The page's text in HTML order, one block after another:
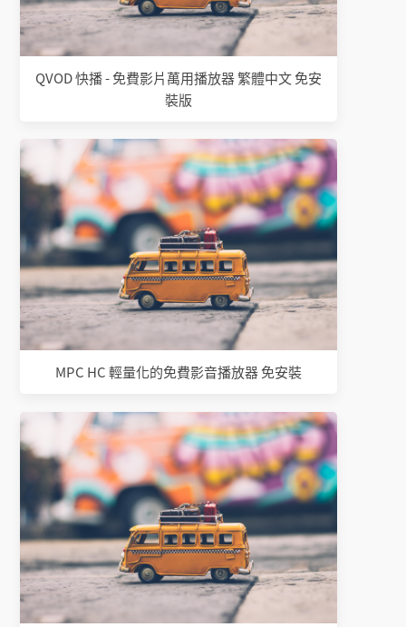
QVOD 快播 - 免費影片萬用播放器 繁體中文 免安
裝版
MPC HC 輕量化的免費影音播放器 免安裝